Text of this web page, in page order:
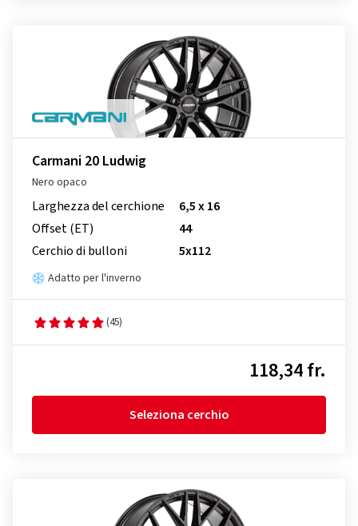
Carmani 20 Ludwig
Nero opaco
Larghezza del cerchione
6,5 x 16
Offset (ET)
44
Cerchio di bulloni
5x112
Adatto per l'inverno
(45)
118,34 fr.
Seleziona cerchio